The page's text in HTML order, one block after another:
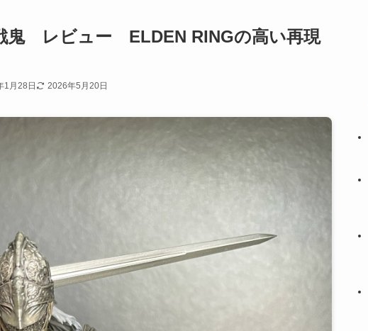
鬼 レビュー ELDEN RINGの高い再現
1月28日 2026年5月20日